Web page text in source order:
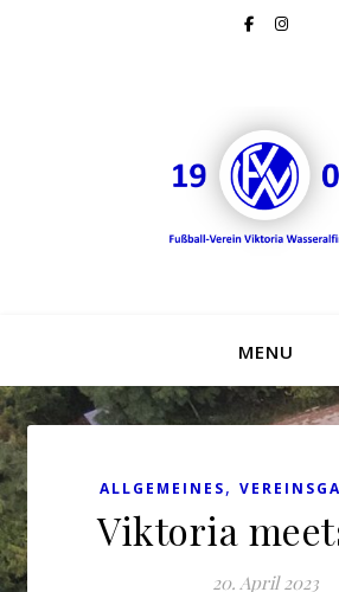
MENU
ALLGEMEINES,
Viktoria
20. April 2023